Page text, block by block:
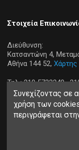
Στοιχεία
Διεύθυνση:
Κατσαντώνη 4,
Αθήνα 144 52, Χάρτης
Τηλ.:210 5722249,
Copyright © 2026
Συνεχίζοντας σε
χρήση των
περιγράφεται